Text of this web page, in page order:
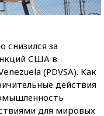
снизился за
США в
(PDVSA). Как
действия
для мировых